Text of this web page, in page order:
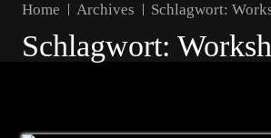
Home Archives Schlagwort:
Schlagwort: